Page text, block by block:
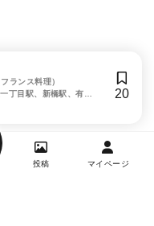
ランス料理）
丁目駅、新橋駅、有楽
20
投稿 マイページ